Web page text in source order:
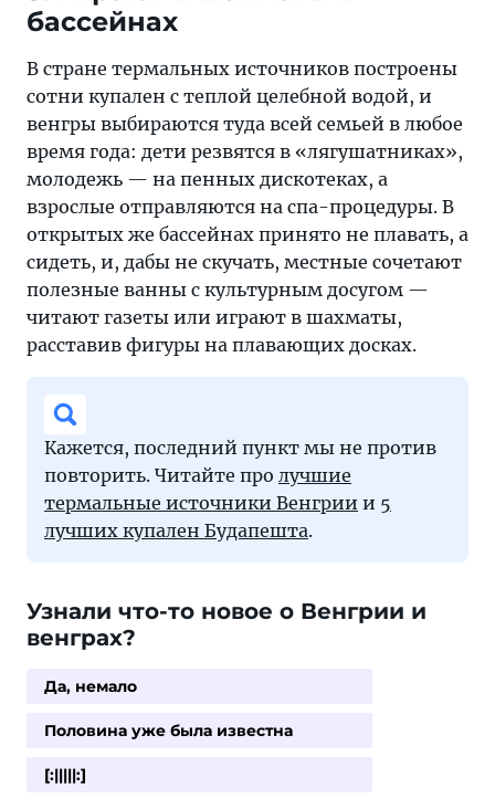
бассейнах
В стране термальных источников построены
сотни купален с теплой целебной водой, и
венгры выбираются туда всей семьей в любое
время года: дети резвятся в «лягушатниках»,
молодежь — на пенных дискотеках, а
взрослые отправляются на спа-процедуры. В
открытых же бассейнах принято не плавать, а
сидеть, и, дабы не скучать, местные сочетают
полезные ванны с культурным досугом —
читают газеты или играют в шахматы,
расставив фигуры на плавающих досках.
Кажется, последний пункт мы не против
повторить. Читайте про лучшие
термальные источники Венгрии и 5
лучших купален Будапешта.
Узнали что-то новое о Венгрии и
венграх?
Да, немало
Половина уже была известна
[:|||||:]